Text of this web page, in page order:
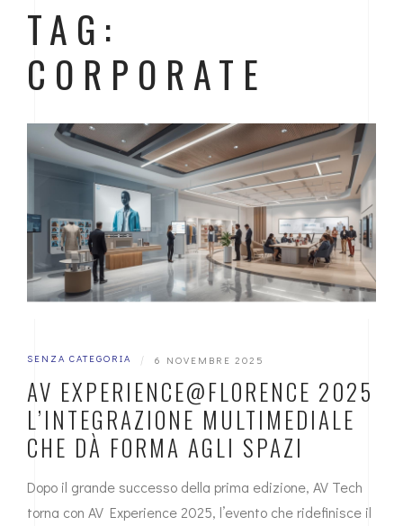
TAG:
CORPORATE
SENZA CATEGORIA | 6 NOVEMBRE 2025
AV EXPERIENCE@FLORENCE 2025
L’INTEGRAZIONE MULTIMEDIALE
CHE DÀ FORMA AGLI SPAZI
Dopo il grande successo della prima edizione, AV Tech
torna con AV Experience 2025, l’evento che ridefinisce il